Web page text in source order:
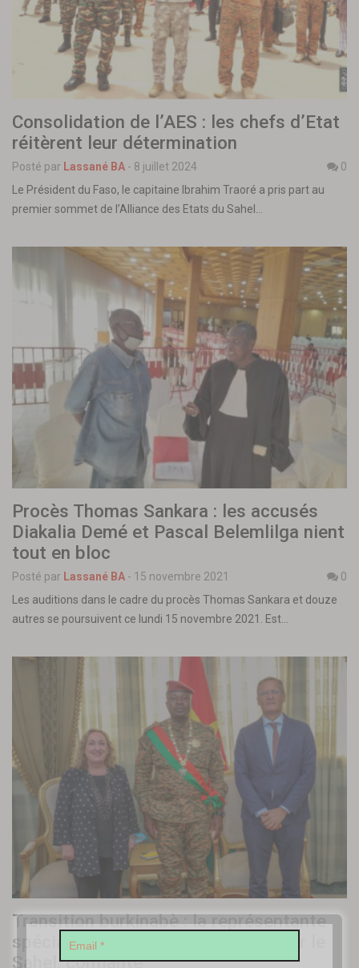
Consolidation de l’AES : les chefs d’Etat
réitèrent leur détermination
Posté par Lassané BA - 8 juillet 2024
0
Le Président du Faso, le capitaine Ibrahim Traoré a pris part au
premier sommet de l’Alliance des Etats du Sahel…
Procès Thomas Sankara : les accusés
Diakalia Demé et Pascal Belemlilga nient
tout en bloc
Posté par Lassané BA - 15 novembre 2021
0
Les auditions dans le cadre du procès Thomas Sankara et douze
autres se poursuivent ce lundi 15 novembre 2021. Est…
Transition burkinabè : la représentante
spéciale de l’Union européenne pour le
Sahel, confiante